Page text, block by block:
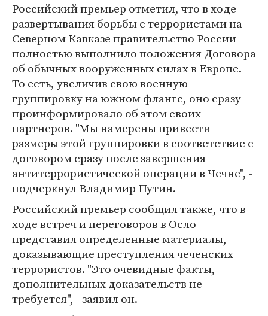
Российский премьер отметил, что в ходе
развертывания борьбы с террористами на
Северном Кавказе правительство России
полностью выполнило положения Договора
об обычных вооруженных силах в Европе.
То есть, увеличив свою военную
группировку на южном фланге, оно сразу
проинформировало об этом своих
партнеров. "Мы намерены привести
размеры этой группировки в соответствие с
договором сразу после завершения
антитеррористической операции в Чечне", -
подчеркнул Владимир Путин.
Российский премьер сообщил также, что в
ходе встреч и переговоров в Осло
представил определенные материалы,
доказывающие преступления чеченских
террористов. "Это очевидные факты,
дополнительных доказательств не
требуется", - заявил он.